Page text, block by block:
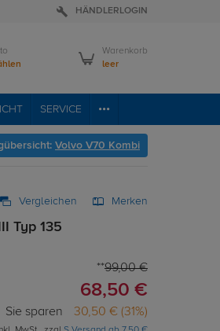
HÄNDLERLOGIN
Warenkorb
leer
SERVICE
Volvo V70 Kombi
Vergleichen Merken
Typ 135
99,00 €
68,50 €
Sie sparen 30,50 € (31%)